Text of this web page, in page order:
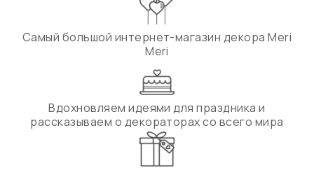
Самый большой интернет-магазин декора Meri
Meri
Вдохновляем идеями для праздника и
рассказываем о декораторах со всего мира